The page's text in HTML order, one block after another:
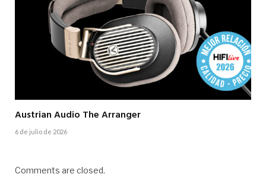
Austrian Audio The Arranger
6 de julio de 2026
Comments are closed.